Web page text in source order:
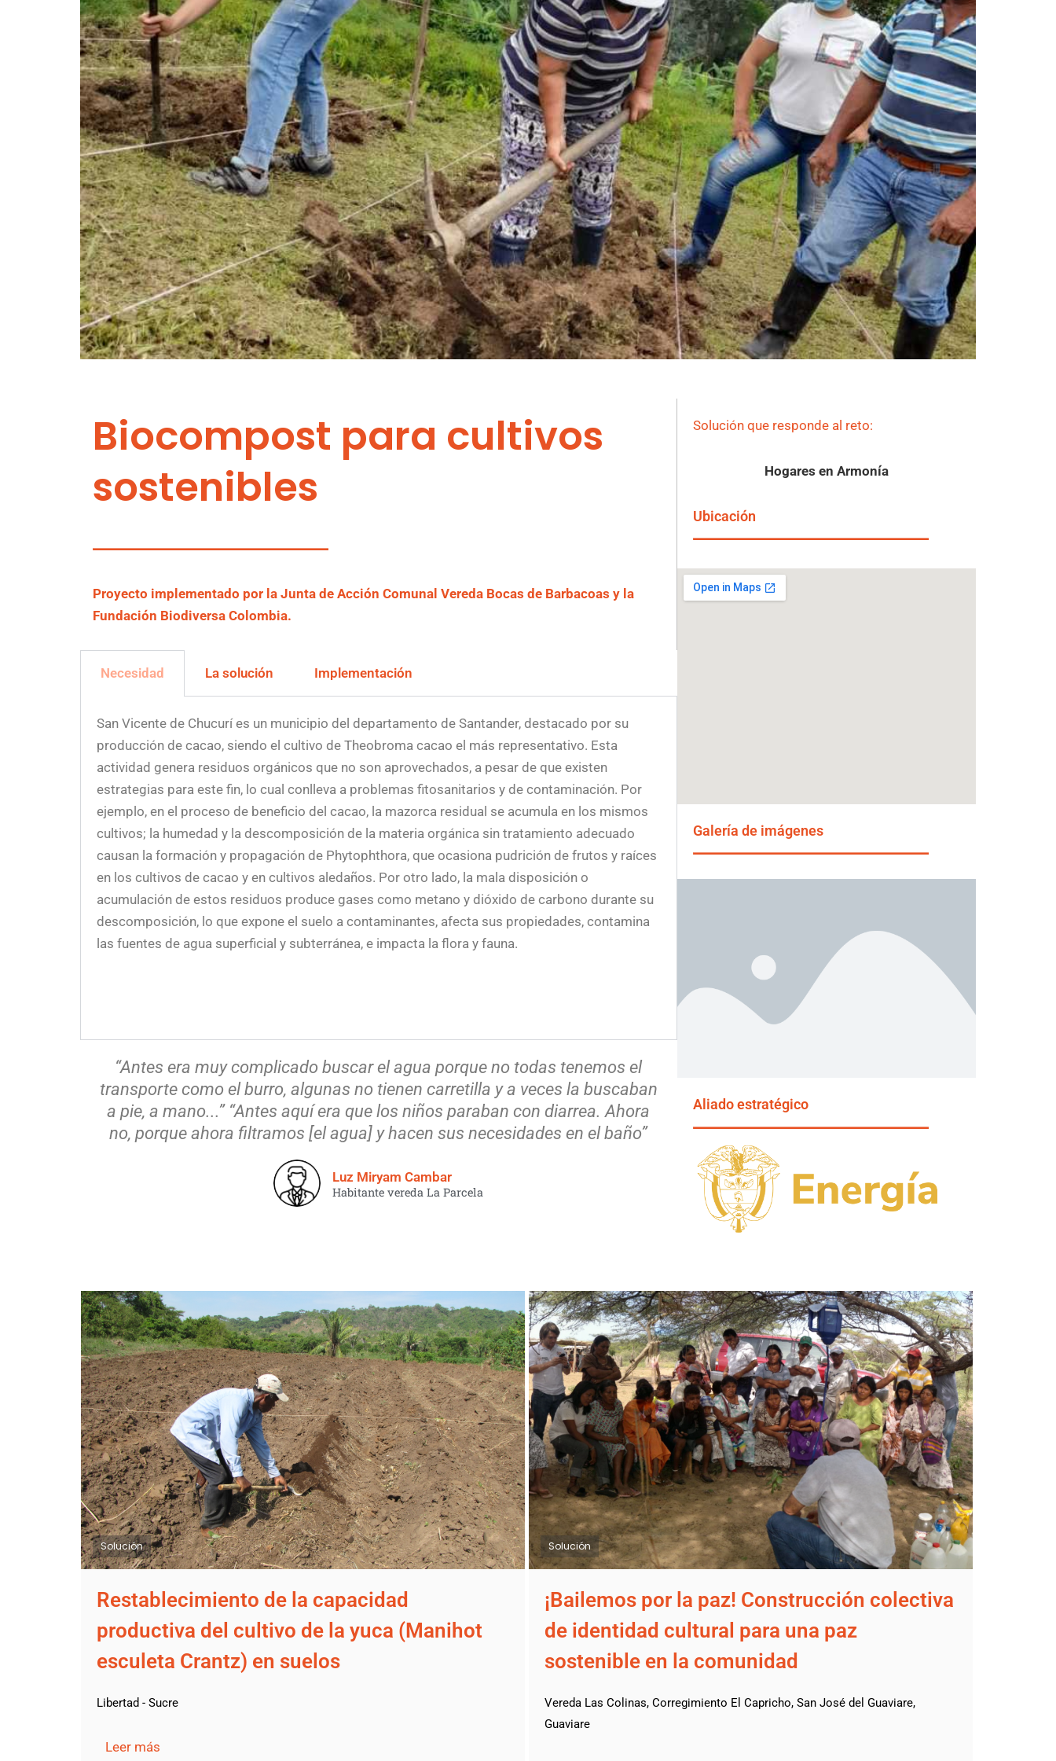
Biocompost para cultivos
sostenibles
Proyecto implementado por la Junta de Acción Comunal Vereda Bocas de Barbacoas y la
Fundación Biodiversa Colombia.
Necesidad La solución Implementación
San Vicente de Chucurí es un municipio del departamento de Santander, destacado por su
producción de cacao, siendo el cultivo de Theobroma cacao el más representativo. Esta
actividad genera residuos orgánicos que no son aprovechados, a pesar de que existen
estrategias para este fin, lo cual conlleva a problemas fitosanitarios y de contaminación. Por
ejemplo, en el proceso de beneficio del cacao, la mazorca residual se acumula en los mismos
cultivos; la humedad y la descomposición de la materia orgánica sin tratamiento adecuado
causan la formación y propagación de Phytophthora, que ocasiona pudrición de frutos y raíces
en los cultivos de cacao y en cultivos aledaños. Por otro lado, la mala disposición o
acumulación de estos residuos produce gases como metano y dióxido de carbono durante su
descomposición, lo que expone el suelo a contaminantes, afecta sus propiedades, contamina
las fuentes de agua superficial y subterránea, e impacta la flora y fauna.
“Antes era muy complicado buscar el agua porque no todas tenemos el
transporte como el burro, algunas no tienen carretilla y a veces la buscaban
a pie, a mano...” “Antes aquí era que los niños paraban con diarrea. Ahora
no, porque ahora filtramos [el agua] y hacen sus necesidades en el baño”
Luz Miryam Cambar
Habitante vereda La Parcela
Solución que responde al reto:
Hogares en Armonía
Ubicación
Galería de imágenes
Aliado estratégico
Solución
Restablecimiento de la capacidad
productiva del cultivo de la yuca (Manihot
esculeta Crantz) en suelos
Libertad - Sucre
Leer más
Solución
¡Bailemos por la paz! Construcción colectiva
de identidad cultural para una paz
sostenible en la comunidad
Vereda Las Colinas, Corregimiento El Capricho, San José del Guaviare,
Guaviare